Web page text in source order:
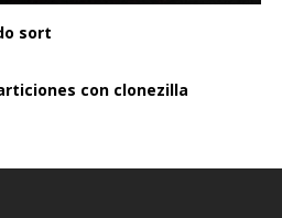
sort
con clonezilla